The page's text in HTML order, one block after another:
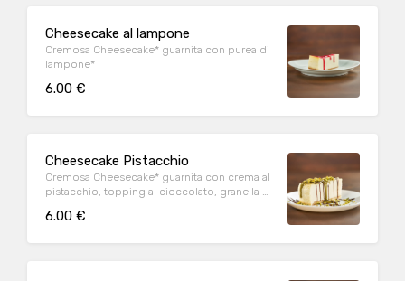
Cheesecake al lampone
Cremosa Cheesecake* guarnita con purea di
lampone*
6.00 €
Cheesecake Pistacchio
Cremosa Cheesecake* guarnita con crema al
pistacchio, topping al cioccolato, granella di
6.00 €